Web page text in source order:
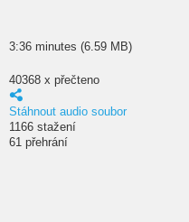
3:36 minutes (6.59 MB)
40368 x přečteno
Stáhnout audio soubor
1166 stažení
61 přehrání